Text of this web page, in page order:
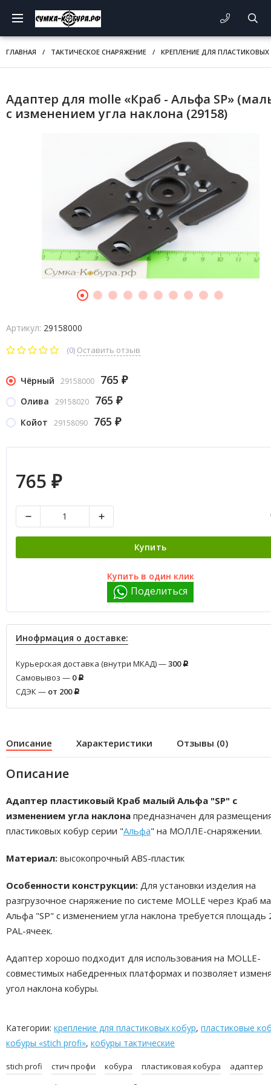
ГЛАВНАЯ / ТАКТИЧЕСКОЕ СНАРЯЖЕНИЕ / КРЕПЛЕНИЕ ДЛЯ ПЛАСТИКОВЫХ
Адаптер для molle «Краб - Альфа SP»
с изменением угла наклона (29158)
Артикул: 29158000
(0) Оставить отзыв
Чёрный 29158000 765 ₽
Олива 29158020 765 ₽
Койот 29158090 765 ₽
765 ₽
Купить
Купить в один клик
Поделиться
Инофрмация о доставке:
Курьерская доставка (внутри МКАД) —300 Р
Самовывоз — 0 Р
СДЭК — от 200 Р
Описание Характеристики Отзывы (0)
Описание
Адаптер пластиковый Краб малый Альфа "SP" с
изменением угла наклона предназначен для
пластиковых кобур серии "Альфа" на МОЛЛЕ-снаряжении.
Материал: высокопрочный ABS-пластик
Особенности конструкции: Для установки изделия на
разгрузочное снаряжение по системе MOLLE через Краб
Альфа "SP" с изменением угла наклона требуется площадь
PAL-ячеек.
Адаптер хорошо подходит для использования на MOLLE-
совместимых набедренных платформах и позволяет
угол наклона кобуры.
Категории: крепление для пластиковых кобур, пластиковые
кобуры «stich profi», кобуры тактические
stich profi стич профи кобура пластиковая кобура
адаптер